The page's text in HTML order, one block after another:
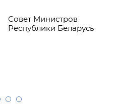
Совет Министров
Республики Беларусь